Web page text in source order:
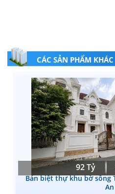
CÁC SẢN PHẨM KHÁC
92 Tỷ
Bán biệt thự khu bờ sông
An